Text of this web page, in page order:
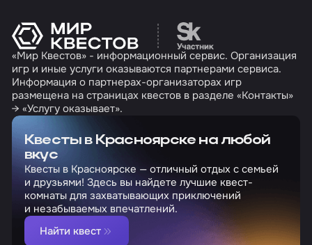
Перейти на сайт
«Мир Квестов» - информационный сервис. Организация
игр и иные услуги оказываются партнерами сервиса.
Информация о партнерах-организаторах игр
размещена на страницах квестов в разделе «Контакты»
→ «Услугу оказывает».
Квесты в Красноярске на любой
вкус
Квесты в Красноярске — отличный отдых с семьей
и друзьями! Здесь вы найдете лучшие квест-
комнаты для захватывающих приключений
и незабываемых впечатлений.
Найти квест